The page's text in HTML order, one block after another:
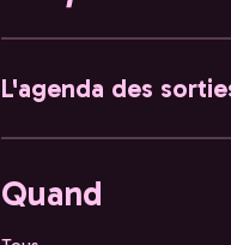
L'agenda des
Quand